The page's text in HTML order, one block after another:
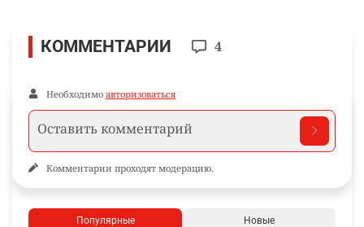
КОММЕНТАРИИ 4
Необходимо авторизоваться
Комментарии проходят модерацию.
Популярные Новые